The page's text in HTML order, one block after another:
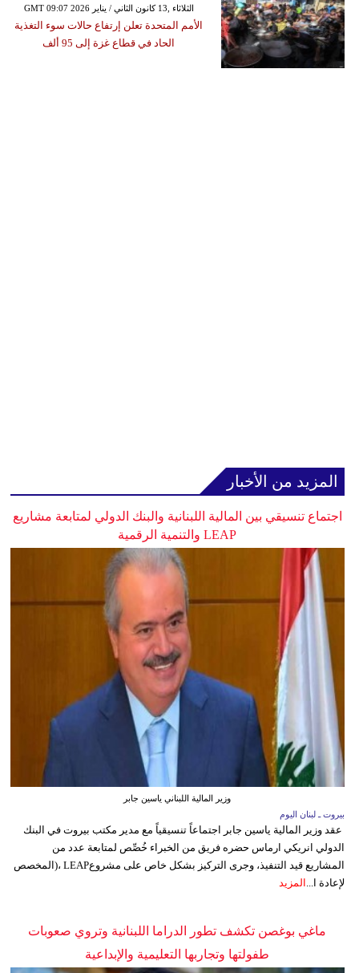
GMT 09:07 2026 الثلاثاء ,13 كانون الثاني / يناير
الأمم المتحدة تعلن إرتفاع حالات سوء التغذية
الحاد في قطاع غزة إلى 95 ألف
المزيد من الأخبار
اجتماع تنسيقي بين المالية اللبنانية والبنك الدولي لمتابعة مشاريع
LEAP والتنمية الرقمية
وزير المالية اللبناني ياسين جابر
بيروت ـ لبنان اليوم
عقد وزير المالية ياسين جابر اجتماعاً تنسيقياً مع مدير مكتب بيروت في البنك
الدولي انريكي ارماس حضره فريق من الخبراء خُصِّص لمتابعة عدد من
المشاريع قيد التنفيذ، وجرى التركيز بشكل خاص على مشروعLEAP ،(المخصص
لإعادة ا... المزيد
ماغي بوغصن تكشف تطور الدراما اللبنانية وتروي صعوبات
طفولتها وتجاربها التعليمية والإبداعية